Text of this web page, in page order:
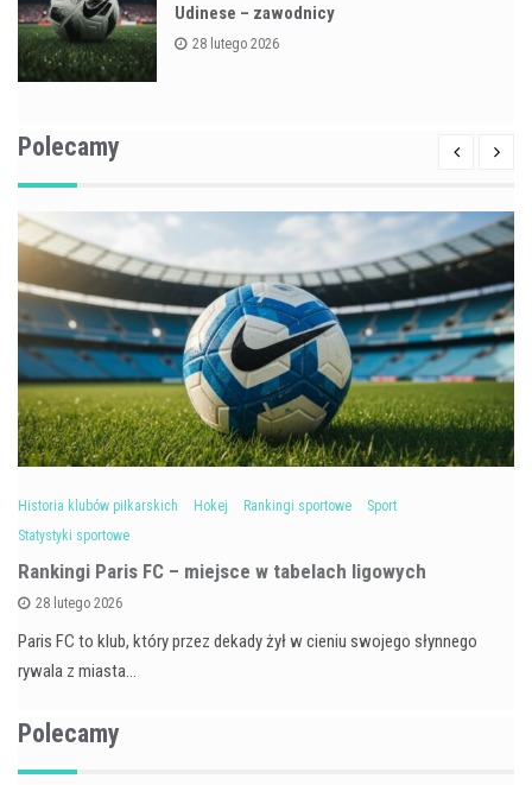
Udinese – zawodnicy
28 lutego 2026
Polecamy
Historia klubów piłkarskich Hokej Rankingi sportowe
Sport
Statystyki sportowe
Rankingi Paris FC – miejsce w tabelach ligowych
28 lutego 2026
Paris FC to klub, który przez dekady żył w cieniu swojego słynnego
rywala z miasta…
Polecamy